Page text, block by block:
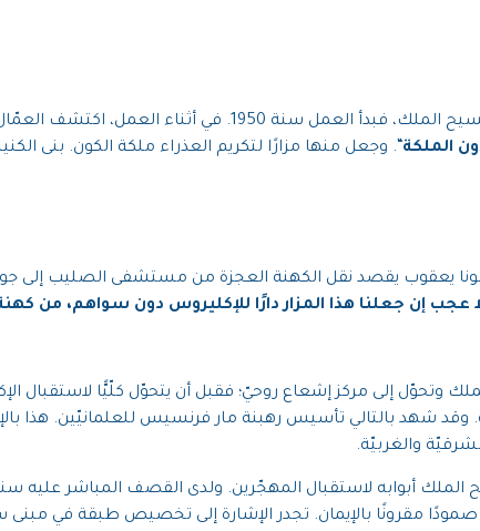
راودت أبونا يعقوب فكرةُ إقامة نُصبٍ للمسيح الملك، فبدأ
الملكة
يعقوب يقصد نقل الكهنة العجزة من مستشفى الصليب إلى
عجب إن جعلنا هذا المزار دارًا للإكليروس دون سواهم، من
وقد شهد بالتالي تأسيس رهبنة مار فرنسيس للعلمانيّين.
والغربيّة.
مقرونًا بالإيمان. تجدر الإشارة إلى تخصيص طبقة في